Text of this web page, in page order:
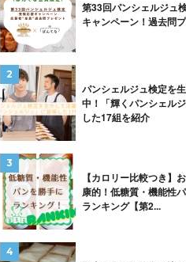
第33回パンシェルジュ
キャンペーン！過去問
パンシェルジュ検定を
中！「輝くパンシェル
した17組を紹介
【カロリー比較つき】
康的！低糖質・機能性
ランキング【第2...